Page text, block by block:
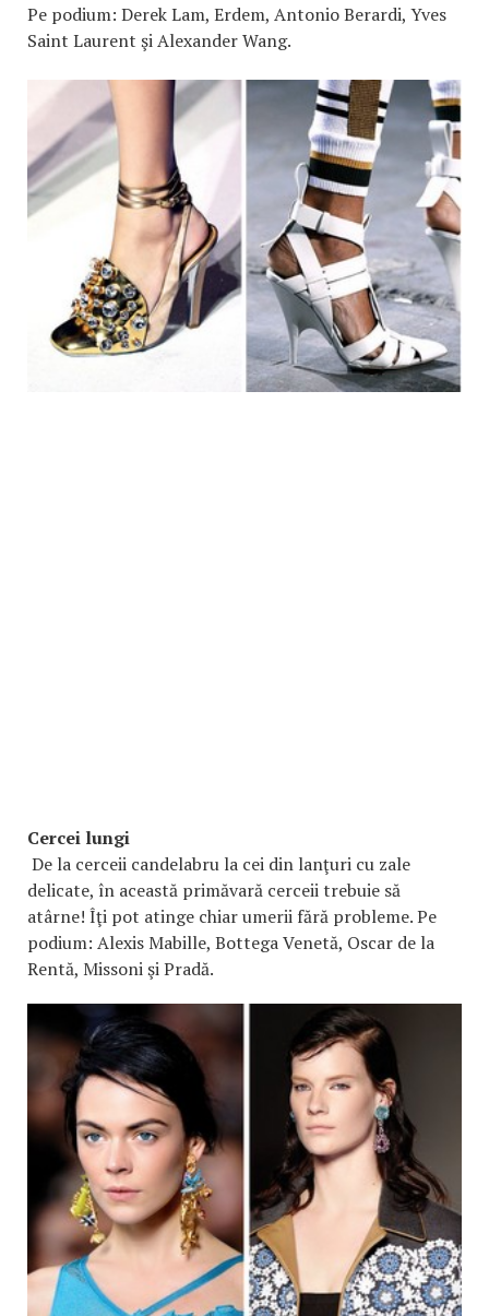
Pe podium: Derek Lam, Erdem, Antonio Berardi, Yves
Saint Laurent şi Alexander Wang.
Cercei lungi
De la cerceii candelabru la cei din lanţuri cu zale
delicate, în această primăvară cerceii trebuie să
atârne! Îţi pot atinge chiar umerii fără probleme. Pe
podium: Alexis Mabille, Bottega Venetă, Oscar de la
Rentă, Missoni şi Pradă.